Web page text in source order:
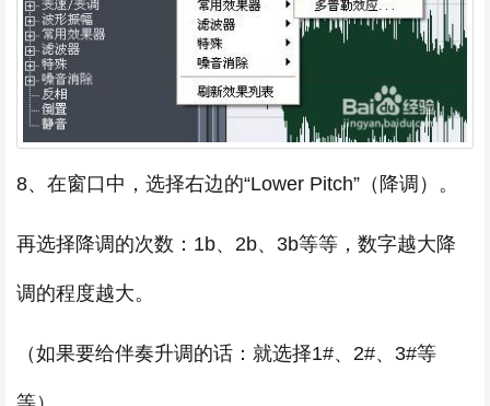
8、在窗口中，选择右边的“Lower Pitch”（降调）。
再选择降调的次数：1b、2b、3b等等，数字越大降
调的程度越大。
（如果要给伴奏升调的话：就选择1#、2#、3#等